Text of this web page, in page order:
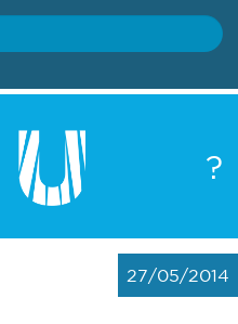
?
27/05/2014